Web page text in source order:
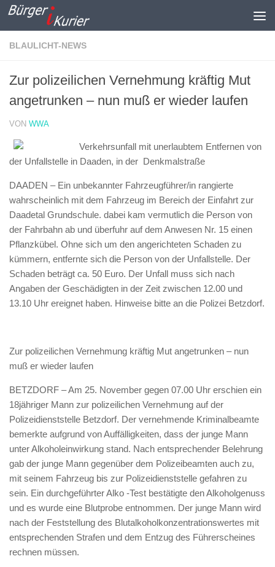
Zum Inhalt springen
BLAULICHT-NEWS
Zur polizeilichen Vernehmung kräftig Mut
angetrunken – nun muß er wieder laufen
VON WWA
Verkehrsunfall mit unerlaubtem Entfernen von
der Unfallstelle in Daaden, in der Denkmalstraße
DAADEN – Ein unbekannter Fahrzeugführer/in rangierte
wahrscheinlich mit dem Fahrzeug im Bereich der Einfahrt zur
Daadetal Grundschule. dabei kam vermutlich die Person von
der Fahrbahn ab und überfuhr auf dem Anwesen Nr. 15 einen
Pflanzkübel. Ohne sich um den angerichteten Schaden zu
kümmern, entfernte sich die Person von der Unfallstelle. Der
Schaden beträgt ca. 50 Euro. Der Unfall muss sich nach
Angaben der Geschädigten in der Zeit zwischen 12.00 und
13.10 Uhr ereignet haben. Hinweise bitte an die Polizei Betzdorf.
Zur polizeilichen Vernehmung kräftig Mut angetrunken – nun
muß er wieder laufen
BETZDORF – Am 25. November gegen 07.00 Uhr erschien ein
18jähriger Mann zur polizeilichen Vernehmung auf der
Polizeidienststelle Betzdorf. Der vernehmende Kriminalbeamte
bemerkte aufgrund von Auffälligkeiten, dass der junge Mann
unter Alkoholeinwirkung stand. Nach entsprechender Belehrung
gab der junge Mann gegenüber dem Polizeibeamten auch zu,
mit seinem Fahrzeug bis zur Polizeidienststelle gefahren zu
sein. Ein durchgeführter Alko -Test bestätigte den Alkoholgenuss
und es wurde eine Blutprobe entnommen. Der junge Mann wird
nach der Feststellung des Blutalkoholkonzentrationswertes mit
entsprechenden Strafen und dem Entzug des Führerscheines
rechnen müssen.